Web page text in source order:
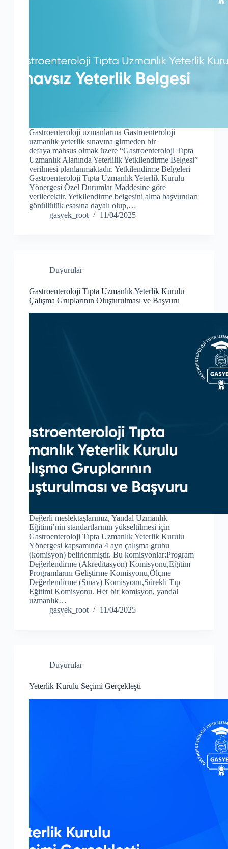
Gastroenteroloji uzmanlarına Gastroenteroloji
uzmanlık yeterlik sınavına girmeden bir
defaya mahsus olmak üzere “Gastroenteroloji Tıpta
Uzmanlık Alanında Yeterlilik Yetkilendirme Belgesi”
verilmesi planlanmaktadır. Yetkilendirme Belgeleri
Gastroenteroloji Tıpta Uzmanlık Yeterlik Kurulu
Yönergesi Özel Durumlar Maddesine göre
verilecektir. Yetkilendirme belgesini alma başvuruları
gönüllülük esasına dayalı olup,…
gasyek_root
11/04/2025
Duyurular
Gastroenteroloji Tıpta Uzmanlık Yeterlik Kurulu
Çalışma Gruplarının Oluşturulması ve Başvuru
Değerli meslektaşlarımız, Yandal Uzmanlık
Eğitimi’nin standartlarının yükseltilmesi için
Gastroenteroloji Tıpta Uzmanlık Yeterlik Kurulu
Yönergesi kapsamında 4 ayrı çalışma grubu
(komisyon) belirlenmiştir. Bu komisyonlar:Program
Değerlendirme (Akreditasyon) Komisyonu,Eğitim
Programlarını Geliştirme Komisyonu,Ölçme
Değerlendirme (Sınav) Komisyonu,Sürekli Tıp
Eğitimi Komisyonu. Her bir komisyon, yandal
uzmanlık…
gasyek_root
11/04/2025
Duyurular
Yeterlik Kurulu Seçimi Gerçekleşti